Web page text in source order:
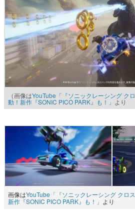
（画像はYouTube「『ソニックレーシング ク
動！新作『SONIC PICO PARK』も！」 より
画像はYouTube「『ソニックレーシング クロ
新作『SONIC PICO PARK』も！」 より